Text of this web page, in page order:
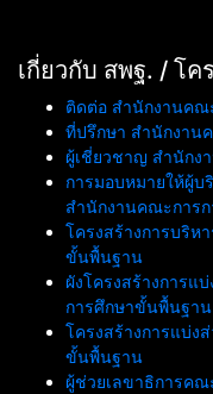
เกี่ยวกับ สพฐ. / โค
ติดต่อ สำนักงานคณ
ที่ปรึกษา สำนักงาน
ผู้เชี่ยวชาญ สำนักง
การมอบหมายให้ผู้
สำนักงานคณะการ
โครงสร้างการบริห
ขั้นพื้นฐาน
ผังโครงสร้างการแ
การศึกษาขั้นพื้นฐาน
โครงสร้างการแบ่ง
ขั้นพื้นฐาน
ผู้ช่วยเลขาธิการค